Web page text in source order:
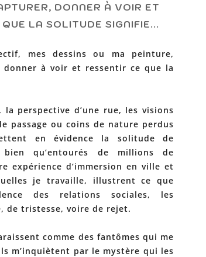
DONNER À VOIR ET
LA SOLITUDE SIGNIFIE...
mes dessins ou ma peinture,
donner à voir et ressentir ce que la
la perspective d’une rue, les visions
passage ou coins de nature perdus
en évidence la solitude de
qu’entourés de millions de
expérience d’immersion en ville et
je travaille, illustrent ce que
des relations sociales, les
de tristesse, voire de rejet.
comme des fantômes qui me
m’inquiètent par le mystère qui les